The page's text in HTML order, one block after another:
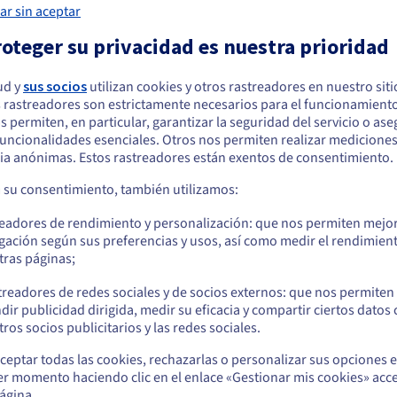
anti-DDoS que mantiene tu servidor accesible incluso
entornos de ejecución y cadenas de herramientas. Un
lo que Stoat requiere, desde versiones específicas de Node.js
estás limitado por imágenes preconfiguradas o restricciones
de desarrollo local en el servidor y mantener la consistencia
para tu VPS de Stoat?
Escalabilidad flexible y presencia
A medida que tu proyecto crece y tu suite de
que está ubicado en Estados Unidos
hacer un pedido desde Estados Unidos, deberá buscar el sitio web
y crear una cuenta.
us.ovhcloud.com/
Inglés USD - $
Permanezca en el sitio web actual
otro sitio web
sin aceptar
su privacidad es nuestra prioridad
ysus socios utilizan cookies y otros rastreadores en nuestro
rastreadores son estrictamente necesarios para el
permiten, en particular, garantizar la seguridad del servicio o
esenciales. Otros nos permiten realizar
anónimas. Estos rastreadores están exentos de consentimiento.
su consentimiento, también utilizamos:
de rendimiento y personalización: que nos permiten
según sus preferencias y usos, así como medir el
páginas;
de redes sociales y de socios externos: que nos permiten
publicidad dirigida, medir su eficacia y compartir ciertos datos
socios publicitarios y las redes sociales.
todas las cookies, rechazarlas o personalizar sus opciones
momento haciendo clic en el enlace «Gestionar mis cookies»